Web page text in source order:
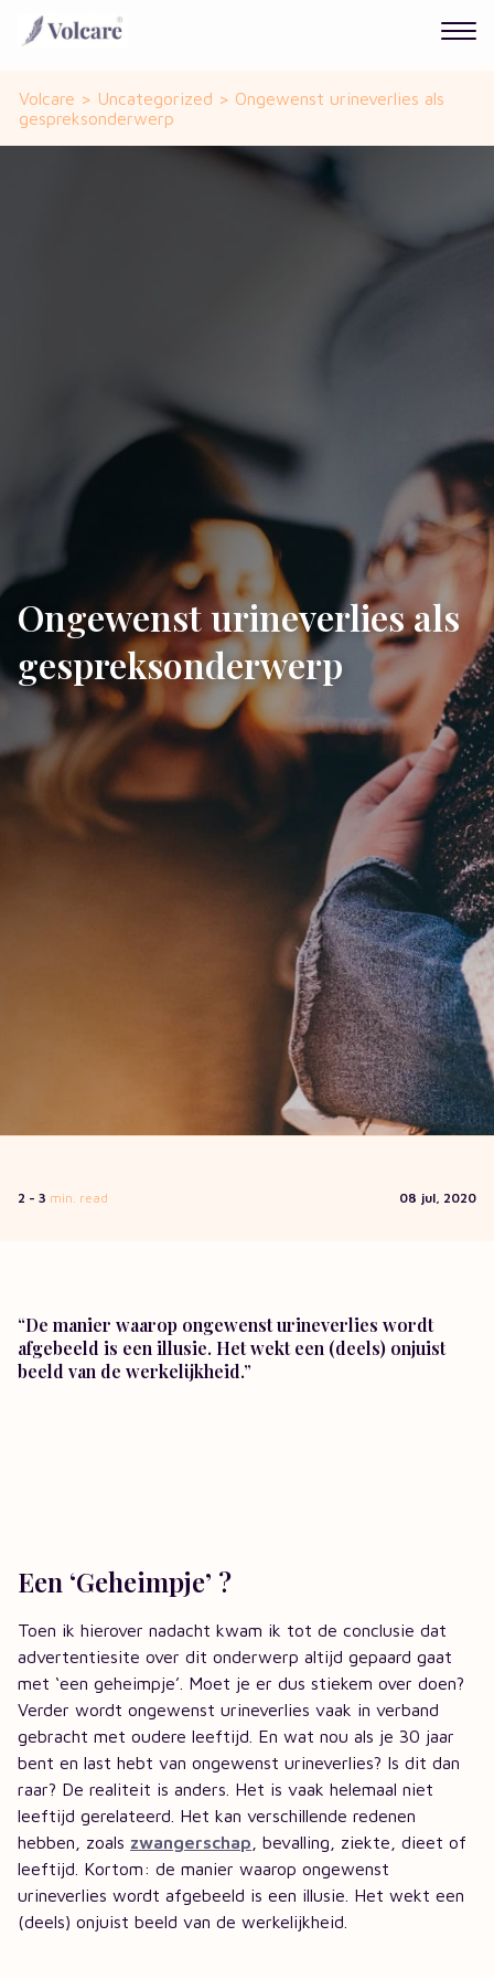
Volcare > Uncategorized > Ongewenst urineverlies als
gespreksonderwerp
Ongewenst urineverlies als
gespreksonderwerp
2 - 3 min. read 08 jul, 2020
“De manier waarop ongewenst urineverlies wordt
afgebeeld is een illusie. Het wekt een (deels) onjuist
beeld van de werkelijkheid.”
Een ‘Geheimpje’ ?
Toen ik hierover nadacht kwam ik tot de conclusie dat
advertentiesite over dit onderwerp altijd gepaard gaat
met ‘een geheimpje’. Moet je er dus stiekem over doen?
Verder wordt ongewenst urineverlies vaak in verband
gebracht met oudere leeftijd. En wat nou als je 30 jaar
bent en last hebt van ongewenst urineverlies? Is dit dan
raar? De realiteit is anders. Het is vaak helemaal niet
leeftijd gerelateerd. Het kan verschillende redenen
hebben, zoals zwangerschap , bevalling, ziekte, dieet of
leeftijd. Kortom: de manier waarop ongewenst
urineverlies wordt afgebeeld is een illusie. Het wekt een
(deels) onjuist beeld van de werkelijkheid.